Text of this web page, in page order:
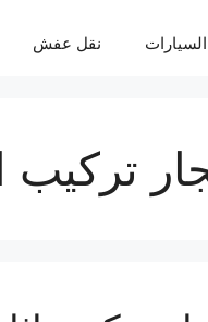
السيارات نقل عفش
تركيب